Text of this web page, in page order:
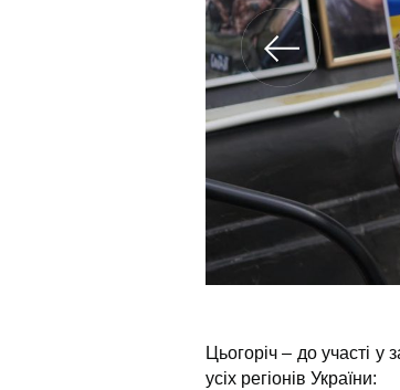
Цьогоріч – до участі у
усіх регіонів України: